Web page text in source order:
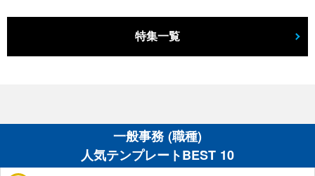
特集一覧
一般事務 (職種)
人気テンプレートBEST 10